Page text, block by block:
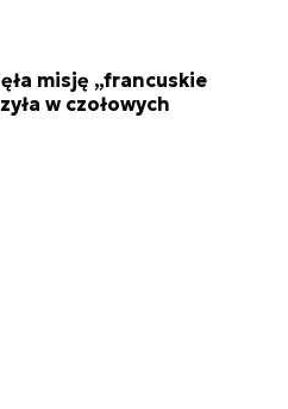
misję „francuskie
w czołowych